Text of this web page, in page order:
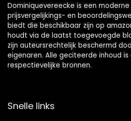
Dominiquevereecke is een
prijsvergelijkings- en
biedt die beschikbaar zijn op
houdt via de laatst toegevoegde
zijn auteursrechtelijk beschermd
eigenaren. Alle geciteerde inhoud
respectievelijke bronnen.
Snelle links